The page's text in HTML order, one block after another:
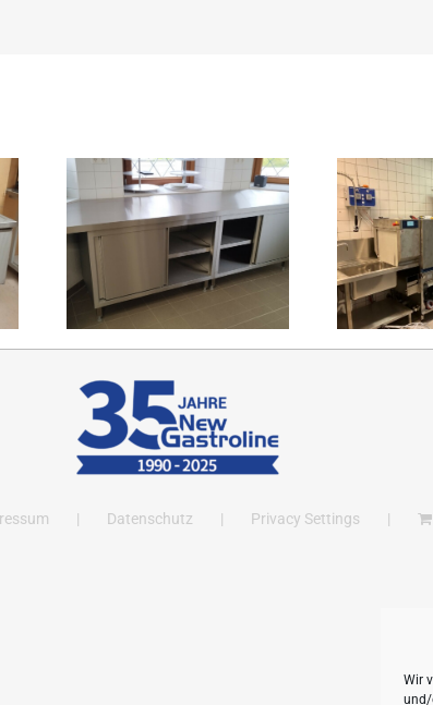
Wir
und/
Datenschutz Privacy Settings